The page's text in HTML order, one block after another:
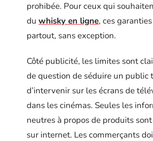
prohibée. Pour ceux qui
du whisky en ligne, ces
partout, sans exception.
Côté publicité, les limites sont
de question de séduire un public
d’intervenir sur les écrans de
dans les cinémas. Seules les
neutres à propos de produits
sur internet. Les commerçants